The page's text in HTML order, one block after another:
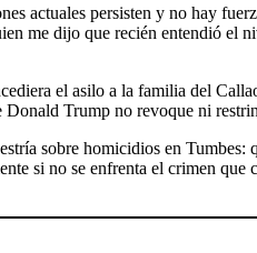
actuales persisten y no hay
me dijo que recién entendió el
el asilo a la familia del
Trump no revoque ni
sobre homicidios en Tumbes:
si no se enfrenta el crimen